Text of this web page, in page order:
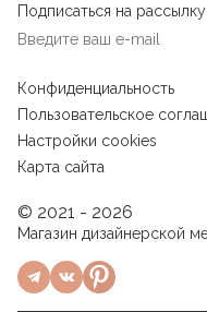
Подписаться на рассылку
Конфиденциальность
Пользовательское
Настройки cookies
Карта сайта
© 2021 - 2026
Магазин дизайнерской